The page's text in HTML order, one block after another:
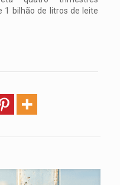
1 bilhão de litros de leite